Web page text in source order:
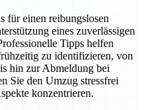
für einen reibungslosen
eines zuverlässigen
Tipps helfen
zu identifizieren, von
hin zur Abmeldung bei
Sie den Umzug stressfrei
konzentrieren.